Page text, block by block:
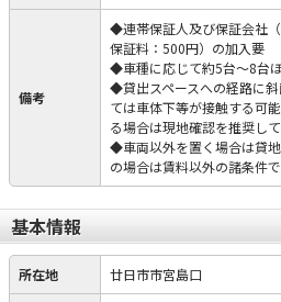
備考
◆連帯保証人及び保証会社
保証料：500円）の加入要
◆車種に応じて約5台～8台
◆貸出スペースへの経路に
ては車体下等が接触する可
る場合は現地確認を推奨して
◆車両以外を置く場合は貸
の場合は賃料以外の諸条件
基本情報
所在地 廿日市市宮島口